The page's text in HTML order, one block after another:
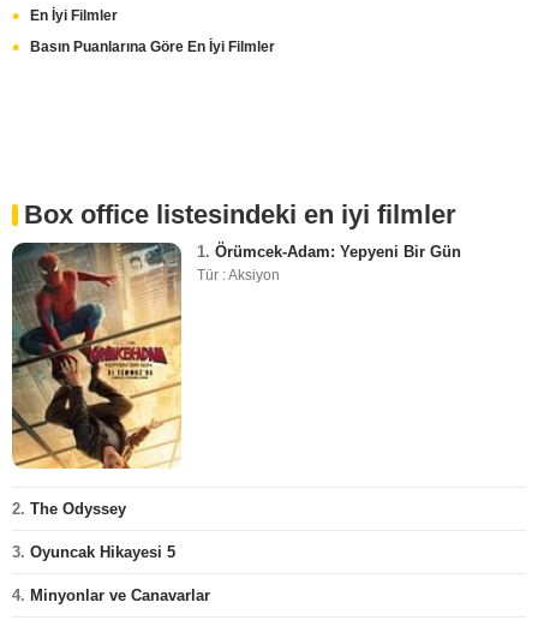
En İyi Filmler
Basın Puanlarına Göre En İyi Filmler
Box office listesindeki en iyi filmler
1. Örümcek-Adam: Yepyeni Bir Gün
Tür : Aksiyon
2. The Odyssey
3. Oyuncak Hikayesi 5
4. Minyonlar ve Canavarlar